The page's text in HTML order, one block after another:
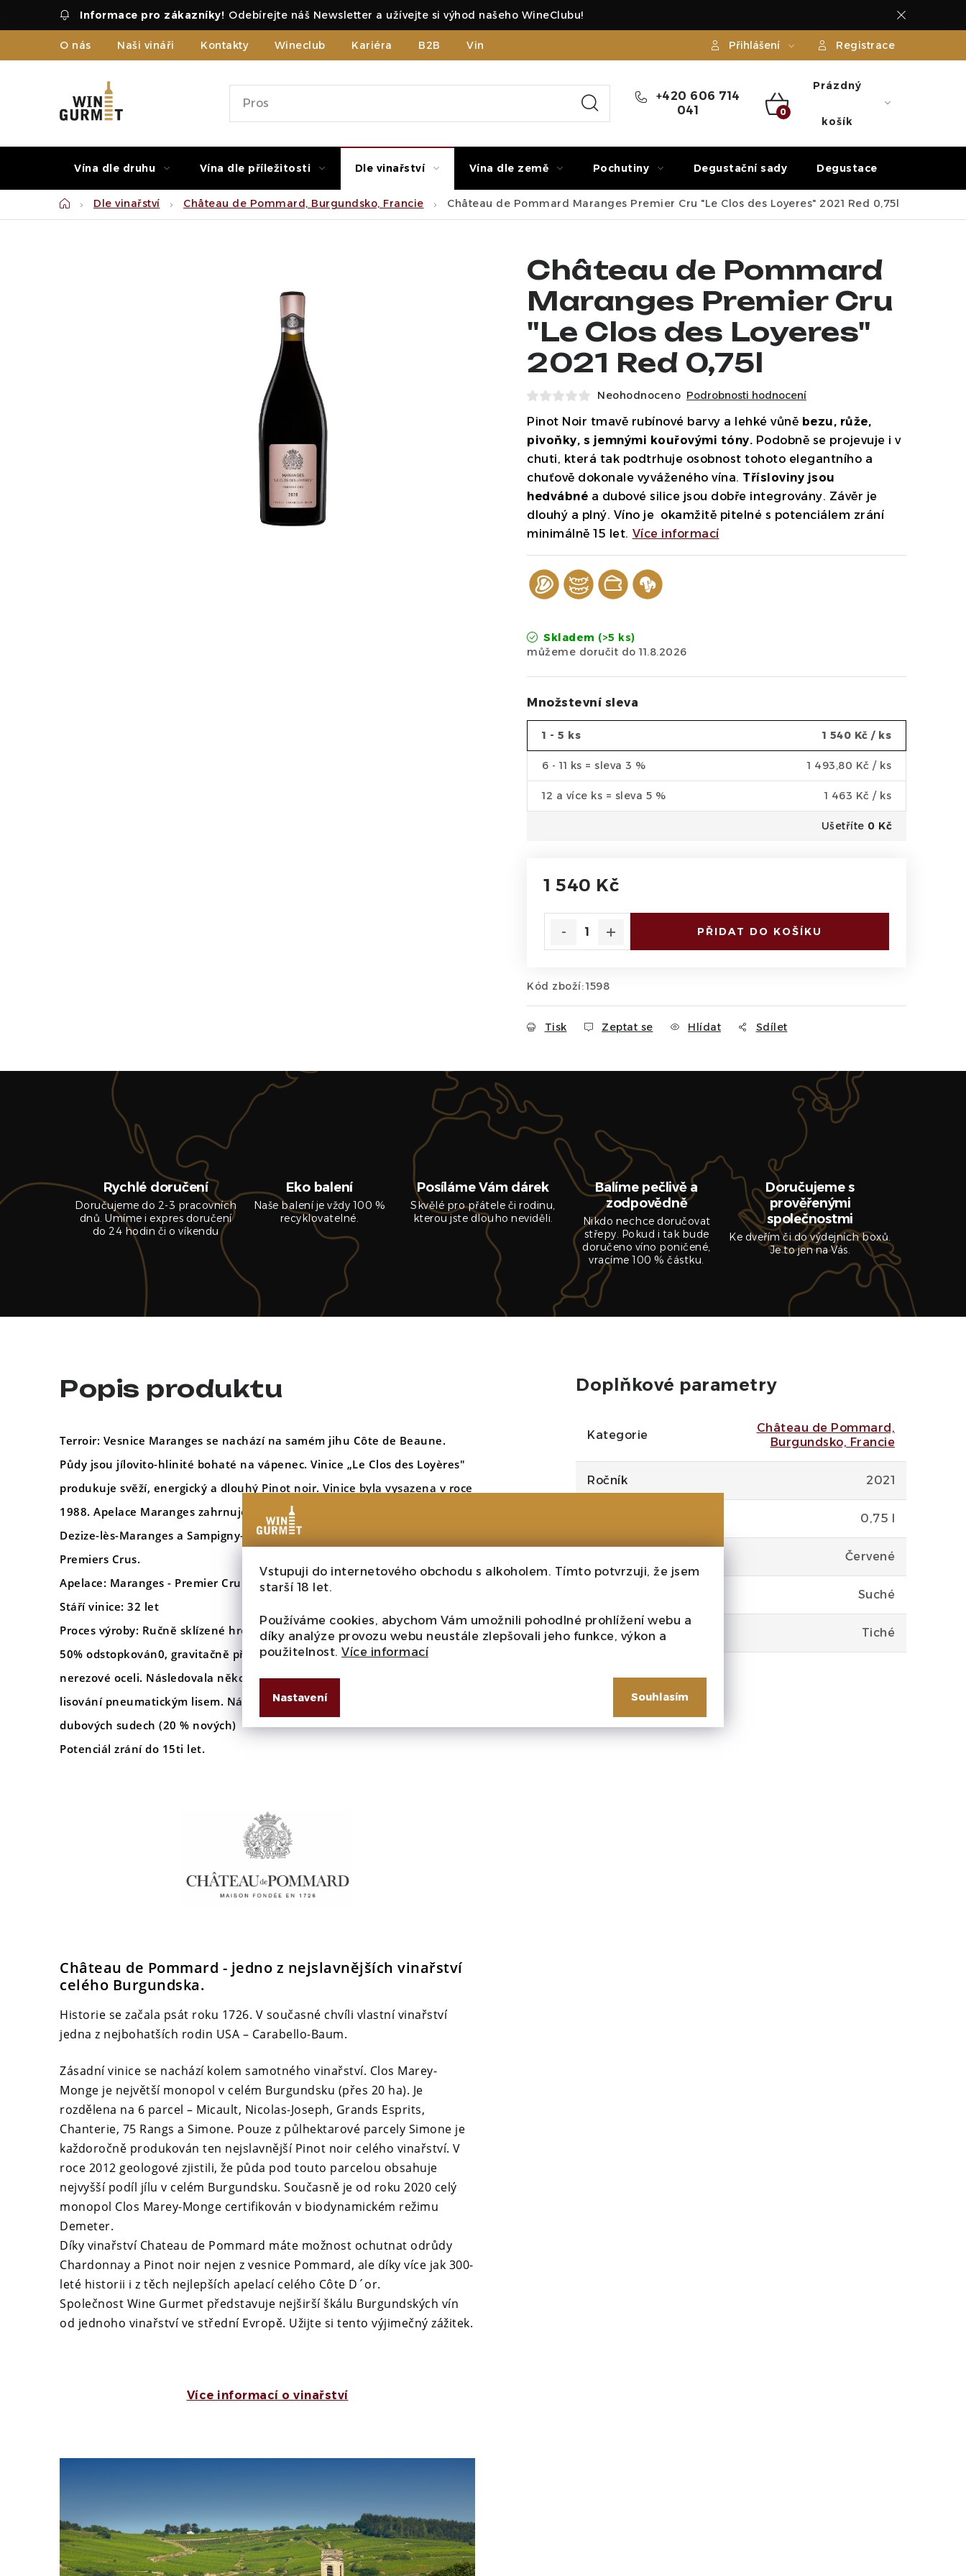
Vstupuji do internetového obchodu s alkoholem. Tímto potvrzuji, že jsem
starší 18 let.
Používáme cookies, abychom Vám umožnili pohodlné prohlížení webu a
díky analýze provozu webu neustále zlepšovali jeho funkce, výkon a
použitelnost. Více informací
Nastavení Souhlasím
Odebírejte náš Newsletter a užívejte si výhod našeho WineClubu!
O nás Naši vináři Kontakty Wineclub Kariéra B2B Vinné zážitky Přihlášení Registrace
+420 606 714
041
NÁKUPNÍ
Prázdný
košík
Vína dle druhu Vína dle příležitosti Dle vinařství Vína dle země Pochutiny Degustační sady Degustace
DomůDle vinařství Château de Pommard, Burgundsko, Francie Château de Pommard Maranges Premier Cru "Le Clos des Loyeres" 2021 Red 0,75l
Château de Pommard
Maranges Premier Cru
"Le Clos des Loyeres"
2021 Red 0,75l
Neohodnoceno Podrobnosti hodnocení
Pinot Noir tmavě rubínové barvy a lehké vůně bezu, růže,
pivoňky, s jemnými kouřovými tóny. Podobně se projevuje i v
chuti, která tak podtrhuje osobnost tohoto elegantního a
chuťově dokonale vyváženého vína. Třísloviny jsou
hedvábné a dubové silice jsou dobře integrovány. Závěr je
dlouhý a plný. Víno je okamžitě pitelné s potenciálem zrání
minimálně 15 let. Více informací
Skladem (>5 ks)
11.8.2026
Množstevní sleva
1 - 5 ks 1 540 Kč / ks
6 - 11 ks = sleva 3 % 1 493,80 Kč / ks
12 a více ks = sleva 5 % 1 463 Kč / ks
Ušetříte 0 Kč
1 540 Kč
PŘIDAT DO KOŠÍKU
Kód zboží:1598
Tisk Zeptat se Hlídat Sdílet
Rychlé doručení
Doručujeme do 2-3 pracovních
dnů. Umíme i expres doručení
do 24 hodin či o víkendu
Eko balení
Naše balení je vždy 100 %
recyklovatelné.
Posíláme Vám dárek
Skvělé pro přátele či rodinu,
kterou jste dlouho neviděli.
Balíme pečlivě a
zodpovědně
Nikdo nechce doručovat
střepy. Pokud i tak bude
doručeno víno poničené,
vracíme 100 % částku.
Doručujeme s
prověřenými
společnostmi
Ke dveřím či do výdejních boxů.
Je to jen na Vás.
Popis produktu
Terroir: Vesnice Maranges se nachází na samém jihu Côte de Beaune.
Půdy jsou jílovito-hlinité bohaté na vápenec. Vinice „Le Clos des Loyères"
produkuje svěží, energický a dlouhý Pinot noir. Vinice byla vysazena v roce
1988. Apelace Maranges zahrnuje tři vesnice – Cheilly lès-Maranges,
Dezize-lès-Maranges a Sampigny-lès Maranges a nachází se zde sedm
Premiers Crus.
Apelace: Maranges - Premier Cru
Stáří vinice: 32 let
Proces výroby: Ručně sklízené hrozny, ručně tříděné na vibračním stole,
50% odstopkován0, gravitačně přemístěny do fermentačních kádí z
nerezové oceli. Následovala několik týdnů dlouhá fermentace. Poté
lisování pneumatickým lisem. Následně 16 měsíců ve francouzských
dubových sudech (20 % nových)
Potenciál zrání do 15ti let.
Château de Pommard - jedno z nejslavnějších vinařství
celého Burgundska.
Historie se začala psát roku 1726. V současné chvíli vlastní vinařství
jedna z nejbohatších rodin USA – Carabello-Baum.
Zásadní vinice se nachází kolem samotného vinařství. Clos Marey-
Monge je největší monopol v celém Burgundsku (přes 20 ha). Je
rozdělena na 6 parcel – Micault, Nicolas-Joseph, Grands Esprits,
Chanterie, 75 Rangs a Simone. Pouze z půlhektarové parcely Simone je
každoročně produkován ten nejslavnější Pinot noir celého vinařství. V
roce 2012 geologové zjistili, že půda pod touto parcelou obsahuje
nejvyšší podíl jílu v celém Burgundsku. Současně je od roku 2020 celý
monopol Clos Marey-Monge certifikován v biodynamickém režimu
Demeter.
Díky vinařství Chateau de Pommard máte možnost ochutnat odrůdy
Chardonnay a Pinot noir nejen z vesnice Pommard, ale díky více jak 300-
leté historii i z těch nejlepších apelací celého Côte D´or.
Společnost Wine Gurmet představuje nejširší škálu Burgundských vín
od jednoho vinařství ve střední Evropě. Užijte si tento výjimečný zážitek.
Více informací o vinařství
Doplňkové parametry
Kategorie
Château de Pommard,
Burgundsko, Francie
Ročník 2021
0,75 l
Červené
Suché
Typ Tiché